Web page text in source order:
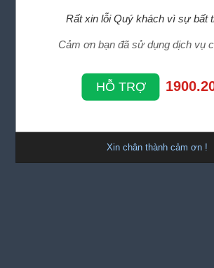
Rất xin lỗi Quý khách vì sự bất
Cảm ơn bạn đã sử dụng dịch vụ
HỖ TRỢ
Xin chân thành cảm ơn !